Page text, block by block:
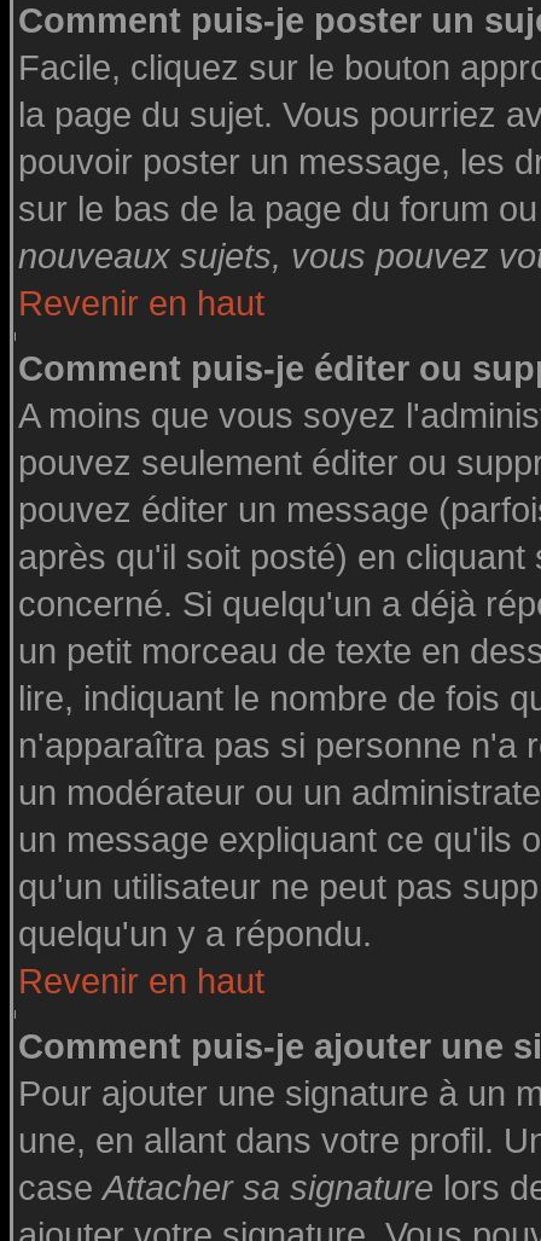
Comment puis-je poster un
Facile, cliquez sur le bouton
la page du sujet. Vous pourriez
pouvoir poster un message, les
sur le bas de la page du forum
nouveaux sujets, vous pouvez
Revenir en haut
Comment puis-je éditer ou
A moins que vous soyez
pouvez seulement éditer ou
pouvez éditer un message
après qu'il soit posté) en
concerné. Si quelqu'un a déjà
un petit morceau de texte en
lire, indiquant le nombre de fois
n'apparaîtra pas si personne n'a
un modérateur ou un
un message expliquant ce qu'ils
qu'un utilisateur ne peut pas
quelqu'un y a répondu.
Revenir en haut
Comment puis-je ajouter une
Pour ajouter une signature à un
une, en allant dans votre profil.
caseAttacher sa signature lors